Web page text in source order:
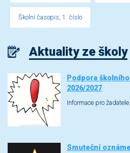
Školní časopis, 1. číslo
Aktuality ze školy
Podpora
2026/2027
Informace pro žadatele.
Smuteční